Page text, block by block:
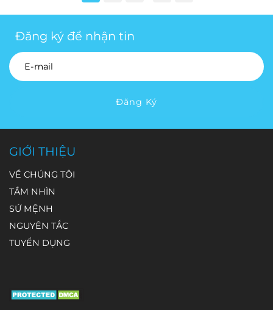
Đăng ký để nhận tin
Đăng Ký
GIỚI THIỆU
VỀ CHÚNG TÔI
TẦM NHÌN
SỨ MỆNH
NGUYÊN TẮC
TUYỂN DỤNG